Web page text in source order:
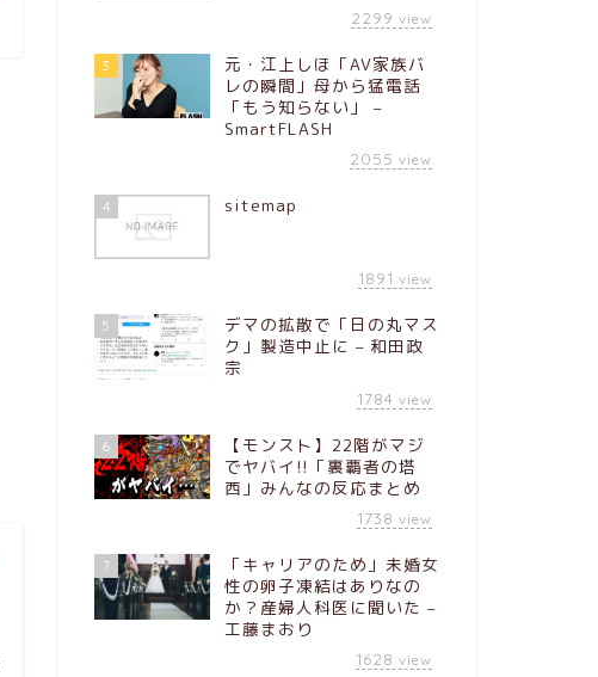
2299 view
3
元・江上しほ「AV家族バ
レの瞬間」母から猛電話
「もう知らない」 –
SmartFLASH
2055 view
4 sitemap
1891 view
5
デマの拡散で「日の丸マス
ク」製造中止に – 和田政
宗
1784 view
6
【モンスト】22階がマジ
でヤバイ!!「裏覇者の塔
西」みんなの反応まとめ
1738 view
7
「キャリアのため」未婚女
性の卵子凍結はありなの
か？産婦人科医に聞いた –
工藤まおり
1628 view